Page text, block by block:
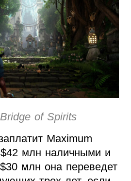
of Spirits
Maximum
$42 млн наличными и
млн она переведет